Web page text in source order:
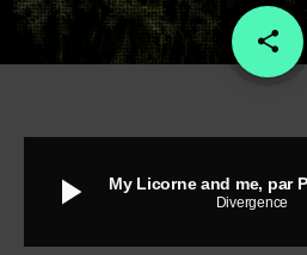
share
email
play_arrow My Licorne and me, par
Divergence